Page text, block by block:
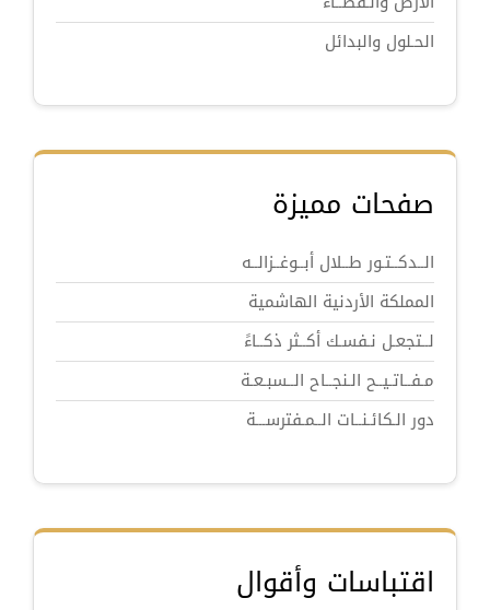
الحـلول والبدائل
صفحات مميزة
الــدكــتـور طــلال أبــوغــزالــه
المملكة الأردنية الهاشمية
لــتجعـل نـفسـك أكــثر ذكــاءً
مـفــاتـيــح الـنجــاح الــسبـعـة
دور الـكائـنــات الــمـفترســـة
اقتباسات وأقوال